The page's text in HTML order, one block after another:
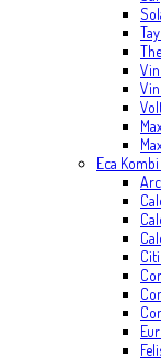
Eca Kombi